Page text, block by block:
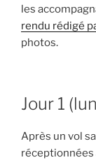
les
rendu rédigé
photos.
Jour 1
Après un vol
réceptionnées